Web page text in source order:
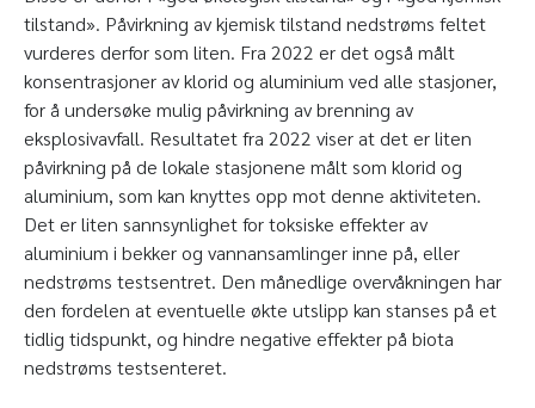
tilstand». Påvirkning av kjemisk tilstand nedstrøms feltet
vurderes derfor som liten. Fra 2022 er det også målt
konsentrasjoner av klorid og aluminium ved alle stasjoner,
for å undersøke mulig påvirkning av brenning av
eksplosivavfall. Resultatet fra 2022 viser at det er liten
påvirkning på de lokale stasjonene målt som klorid og
aluminium, som kan knyttes opp mot denne aktiviteten.
Det er liten sannsynlighet for toksiske effekter av
aluminium i bekker og vannansamlinger inne på, eller
nedstrøms testsentret. Den månedlige overvåkningen har
den fordelen at eventuelle økte utslipp kan stanses på et
tidlig tidspunkt, og hindre negative effekter på biota
nedstrøms testsenteret.